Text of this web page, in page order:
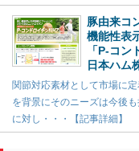
豚由来コ
機能性表
「P-コン
日本ハム
関節対応素材として市場に
を背景にそのニーズは今後
に対し・・・【記事詳細】